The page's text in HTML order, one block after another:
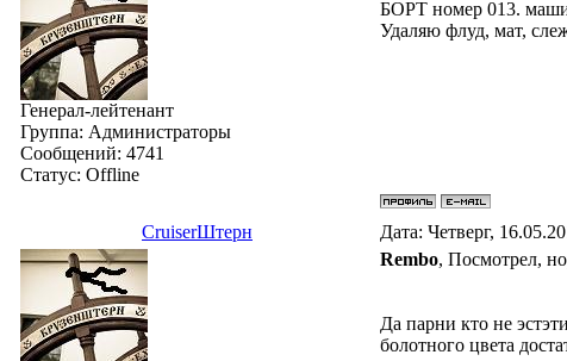
Генерал-лейтенант
Группа: Администраторы
Сообщений: 4741
Статус: Offline
БОРТ номер 013.
Удаляю флуд, мат,
СruiserШтерн Дата: Четверг,
Rembo, Посмотрел,
Да парни кто не
болотного цвета